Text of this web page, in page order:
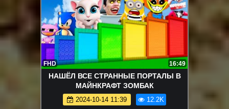
FHD 16:49
НАШЁЛ ВСЕ СТРАННЫЕ ПОРТАЛЫ В
МАЙНКРАФТ ЗОМБАК
2024-10-14 11:39 12.2K